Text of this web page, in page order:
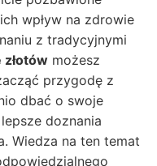
wpływ na zdrowie
z tradycyjnymi
złotów możesz
przygodę z
dbać o swoje
doznania
Wiedza na ten temat